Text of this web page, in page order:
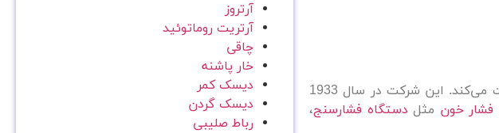
شرکت (Omron) امرون یک شرکت ژاپنی است که در زمینه تولید تجهیزات الکترونیکی و پزشکی فعالیت می‌کند. این شرکت در سال 1933
فشار خون مثل دستگاه فشارسنج،
آرتروز
آرتریت روماتوئید
چاقی
خار پاشنه
دیسک کمر
دیسک گردن
رباط صلیبی